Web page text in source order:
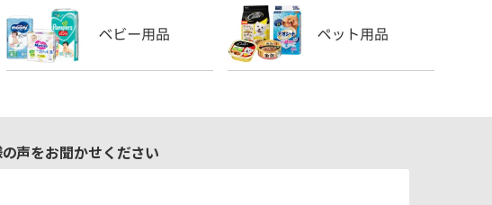
声をお聞かせください